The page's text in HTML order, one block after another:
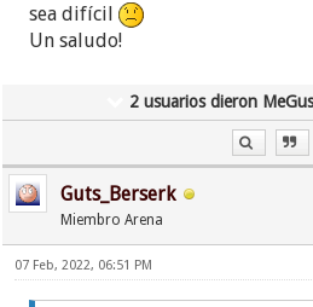
Me ha gustado leerte y espero
sea difícil
Un saludo!
2 usuarios dieron
Guts_Berserk
Miembro Arena
07 Feb, 2022, 06:51 PM